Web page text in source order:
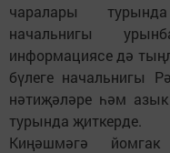
чаралары
начальнигы
информациясе дә
бүлеге начальнигы
нәтиҗәләре һәм
турында җиткерде.
Киңәшмәгә